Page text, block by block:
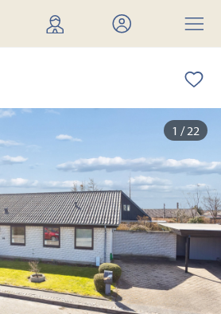
Find
mægler
Mit
Estate
Menu
1 / 22